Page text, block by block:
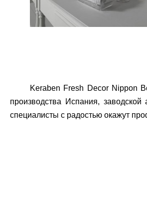
Keraben Fresh Decor Nippon
производства Испания, заводской
специалисты с радостью окажут